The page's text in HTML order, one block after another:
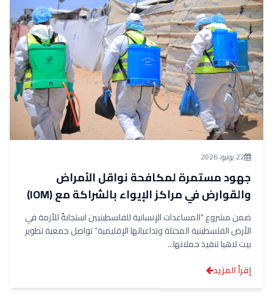
22 يونيو، 2026
جهود مستمرة لمكافحة نواقل الأمراض
والقوارض في مراكز الإيواء بالشراكة مع (IOM)
ضمن مشروع “المساعدات الإنسانية للفلسطينيين استجابةً للأزمة في
الأرض الفلسطينية المحتلة وتداعياتها الإقليمية” تواصل جمعية تطوير
بيت لاهيا تنفيذ حملاتها...
إقرأ المزيد